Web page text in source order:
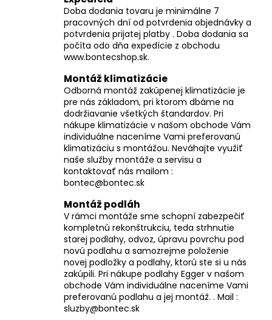
Doba dodania tovaru je minimálne 7
pracovných dní od potvrdenia objednávky a
potvrdenia prijatej platby . Doba dodania sa
počíta odo dňa expedície z obchodu
www.bontecshop.sk.
Montáž klimatizácie
Odborná montáž zakúpenej klimatizácie je
pre nás základom, pri ktorom dbáme na
dodržiavanie všetkých štandardov. Pri
nákupe klimatizácie v našom obchode Vám
individuálne naceníme Vami preferovanú
klimatizáciu s montážou. Neváhajte využiť
naše služby montáže a servisu a
kontaktovať nás mailom :
bontec@bontec.sk
Montáž podláh
V rámci montáže sme schopní zabezpečiť
kompletnú rekonštrukciu, teda strhnutie
starej podlahy, odvoz, úpravu povrchu pod
novú podlahu a samozrejme položenie
novej podložky a podlahy, ktorú ste si u nás
zakúpili. Pri nákupe podlahy Egger v našom
obchode Vám individuálne naceníme Vami
preferovanú podlahu a jej montáž. . Mail :
sluzby@bontec.sk